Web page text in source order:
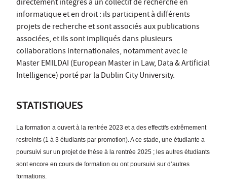
directement intégrés à un collectif de recherche en
informatique et en droit : ils participent à différents
projets de recherche et sont associés aux publications
associées, et ils sont impliqués dans plusieurs
collaborations internationales, notamment avec le
Master EMILDAI (European Master in Law, Data & Artificial
Intelligence) porté par la Dublin City University.
STATISTIQUES
La formation a ouvert à la rentrée 2023 et a des effectifs extrêmement
restreints (1 à 3 étudiants par promotion). A ce stade, une étudiante a
poursuivi sur un projet de thèse à la rentrée 2025 ; les autres étudiants
sont encore en cours de formation ou ont poursuivi sur d’autres
formations.